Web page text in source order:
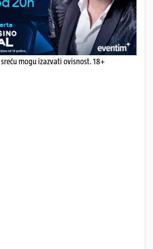
mogu izazvati ovisnost. 18+